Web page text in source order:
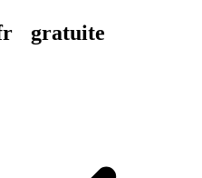
gratuite